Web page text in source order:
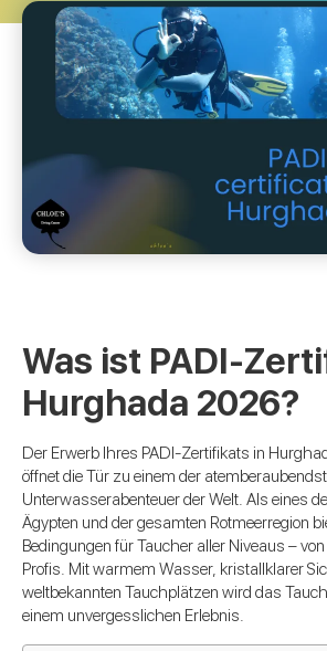
Was ist PADI-
Hurghada 2026?
Der Erwerb Ihres PADI-Zertifikats in
öffnet die Tür zu einem der
Unterwasserabenteuer der Welt. Als eines
Ägypten und der gesamten Rotmeerregion
Bedingungen für Taucher aller Niveaus –
Profis. Mit warmem Wasser, kristallklarer
weltbekannten Tauchplätzen wird das
einem unvergesslichen Erlebnis.